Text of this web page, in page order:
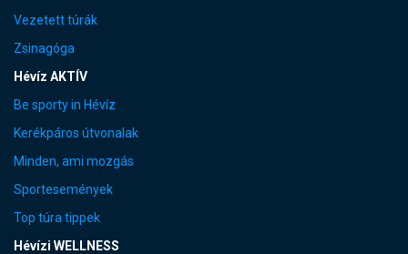
Vezetett túrák
Zsinagóga
Hévíz AKTÍV
Be sporty in Hévíz
Kerékpáros útvonalak
Minden, ami mozgás
Sportesemények
Top túra tippek
Hévízi WELLNESS